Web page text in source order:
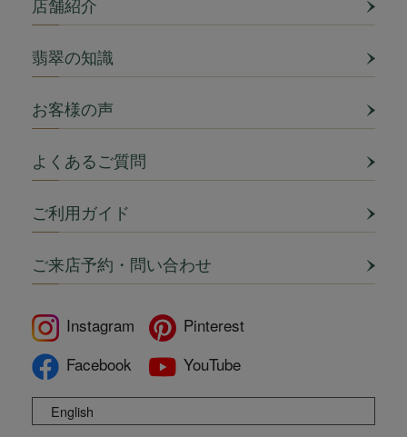
店舗紹介
翡翠の知識
お客様の声
よくあるご質問
ご利用ガイド
ご来店予約・問い合わせ
Instagram
Pinterest
Facebook
YouTube
English